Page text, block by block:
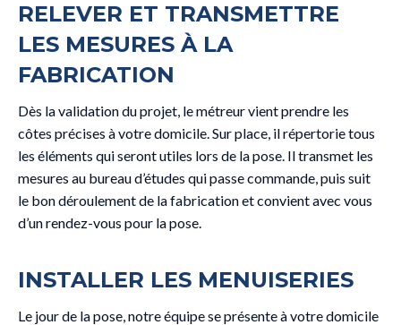
RELEVER ET TRANSMETTRE
LES MESURES À LA
FABRICATION
Dès la validation du projet, le métreur vient prendre les
côtes précises à votre domicile. Sur place, il répertorie tous
les éléments qui seront utiles lors de la pose. Il transmet les
mesures au bureau d’études qui passe commande, puis suit
le bon déroulement de la fabrication et convient avec vous
d’un rendez-vous pour la pose.
INSTALLER LES MENUISERIES
Le jour de la pose, notre équipe se présente à votre domicile